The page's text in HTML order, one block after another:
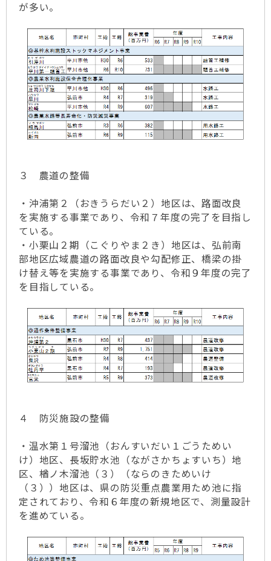
が多い。
３ 農道の整備
・沖浦第２（おきうらだい２）地区は、路面改良
を実施する事業であり、令和７年度の完了を目指し
ている。
・小栗山２期（こぐりやま２き）地区は、弘前南
部地区広域農道の路面改良や勾配修正、橋梁の掛
け替え等を実施する事業であり、令和９年度の完了
を目指している。
４ 防災施設の整備
・温水第１号溜池（おんすいだい１ごうためい
け）地区、長坂貯水池（ながさかちょすいち）地
区、楢ノ木溜池（３）（ならのきためいけ
（３））地区は、県の防災重点農業用ため池に指
定されており、令和６年度の新規地区で、測量設計
を進めている。